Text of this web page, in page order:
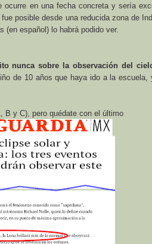
en una fecha concreta y sería
posible desde una reducida zona de
(en español) lo habrá podido ver.
nunca sobre la observación del
de 10 años que haya ido a la
B y C), pero quédate con el último